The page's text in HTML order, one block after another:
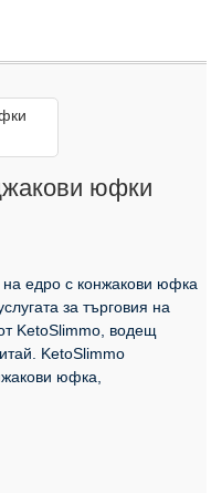
юфки
на едро с конжакови юфка
за търговия на
KetoSlimmo, водещ
KetoSlimmo
юфка,